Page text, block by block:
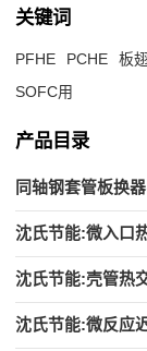
关键词
PFHE PCHE 板
SOFC用
产品目录
同轴钢套管板换器
沈氏节能:微入口
沈氏节能:壳管热
沈氏节能:微反应